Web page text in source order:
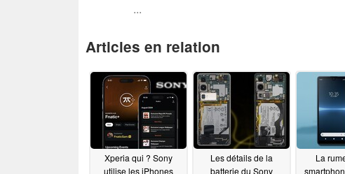
...
Articles en relation
Xperia qui ? Sony
utilise les iPhones
Les détails de la
batterie du Sony
La